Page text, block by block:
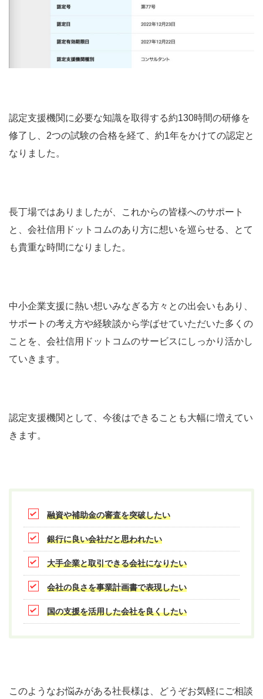
認定支援機関に必要な知識を取得する約130時間の研修を
修了し、2つの試験の合格を経て、約1年をかけての認定と
なりました。
長丁場ではありましたが、これからの皆様へのサポート
と、会社信用ドットコムのあり方に想いを巡らせる、とて
も貴重な時間になりました。
中小企業支援に熱い想いみなぎる方々との出会いもあり、
サポートの考え方や経験談から学ばせていただいた多くの
ことを、会社信用ドットコムのサービスにしっかり活かし
ていきます。
認定支援機関として、今後はできることも大幅に増えてい
きます。
融資や補助金の審査を突破したい
銀行に良い会社だと思われたい
大手企業と取引できる会社になりたい
会社の良さを事業計画書で表現したい
国の支援を活用した会社を良くしたい
このようなお悩みがある社長様は、どうぞお気軽にご相談